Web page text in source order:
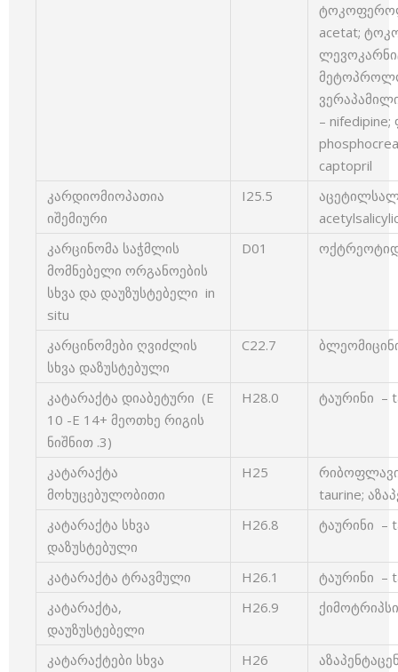
acetat;
–
captopril
კარდიომიოპათია
იშემიური
I25.5
კარცინომა საჭმლის
მომნებელი ორგანოების
სხვა და დაუზუსტებელი in
situ
D01
კარცინომები ღვიძლის
სხვა დაზუსტებული
C22.7
კატარაქტა დიაბეტური (E
10 -E 14+ მეოთხე რიგის
ნიშნით .3)
H28.0 ტაურინი –
კატარაქტა
მოხუცებულობითი
H25
taurine;
კატარაქტა სხვა
დაზუსტებული
H26.8 ტაურინი –
კატარაქტა ტრავმული H26.1
ტაურინი –
კატარაქტა,
დაუზუსტებელი
H26.9
კატარაქტები სხვა H26